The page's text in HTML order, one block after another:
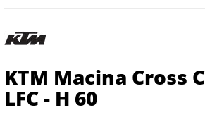
KTM Macina Cross
LFC - H 60